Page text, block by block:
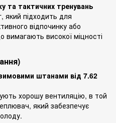
та тактичних тренувань
який підходить для
відпочинку або
вимагають високої міцності
штанами від 7.62
хорошу вентиляцію, в той
який забезпечує